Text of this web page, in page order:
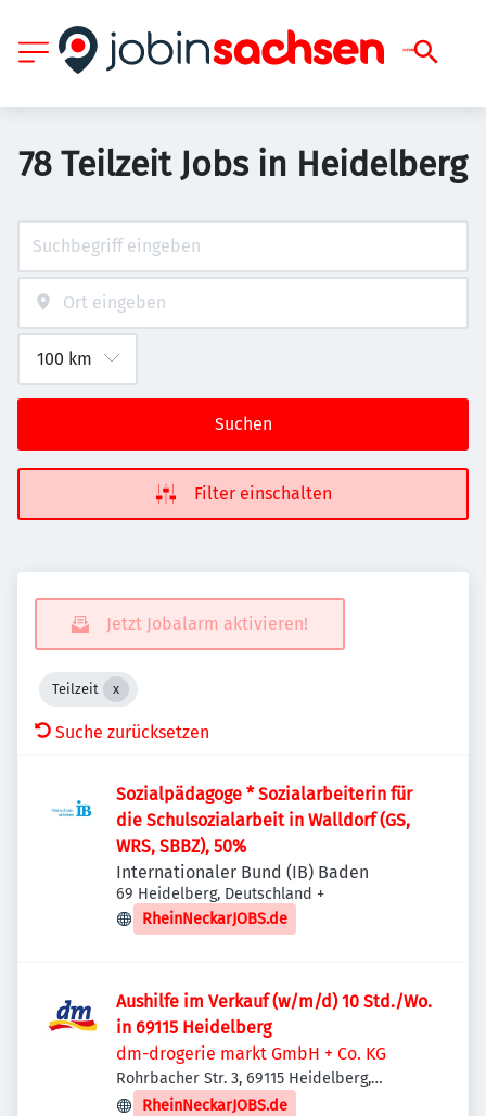
78 Teilzeit Jobs in Heidelberg
Suchen
Filter einschalten
Jetzt Jobalarm aktivieren!
Teilzeit
Suche zurücksetzen
Sozialpädagoge * Sozialarbeiterin für
die Schulsozialarbeit in Walldorf (GS,
WRS, SBBZ), 50%
Internationaler Bund (IB) Baden
69 Heidelberg, Deutschland +
RheinNeckarJOBS.de
Aushilfe im Verkauf (w/m/d) 10 Std./Wo.
in 69115 Heidelberg
dm-drogerie markt GmbH + Co. KG
Rohrbacher Str. 3, 69115 Heidelberg,
Deutschland
RheinNeckarJOBS.de